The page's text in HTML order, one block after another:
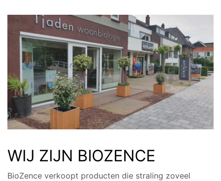
WIJ ZIJN BIOZENCE
BioZence verkoopt producten die straling zoveel